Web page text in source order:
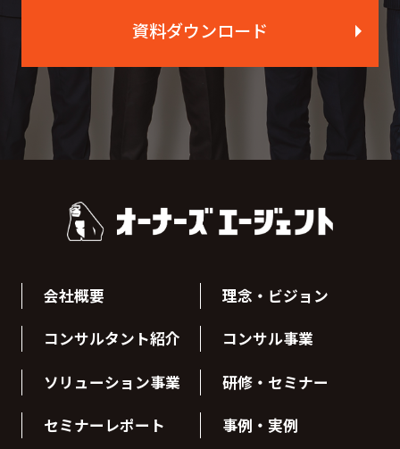
資料ダウンロード
会社概要 理念・ビジョン
コンサルタント紹介 コンサル事業
ソリューション事業 研修・セミナー
セミナーレポート 事例・実例